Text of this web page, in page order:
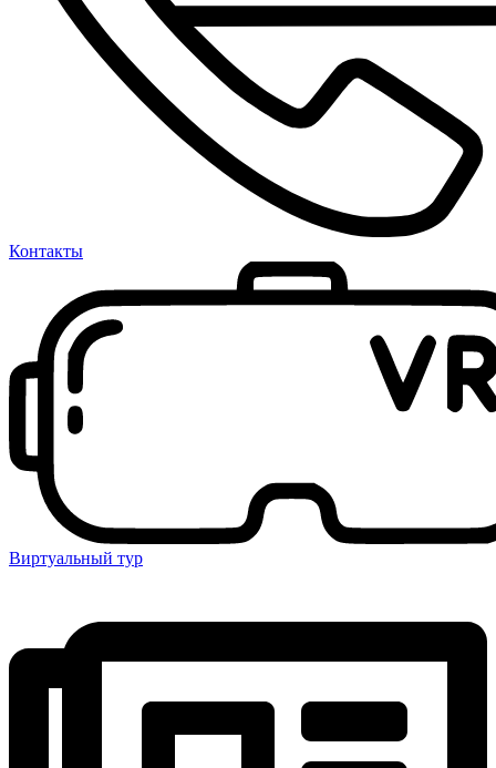
Контакты
Виртуальный тур